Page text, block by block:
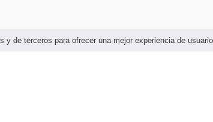
y de terceros para ofrecer una mejor experiencia de